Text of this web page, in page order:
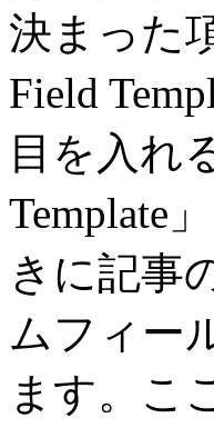
決まった
Field
目を入れ
Template
きに記事
ムフィー
ます。こ